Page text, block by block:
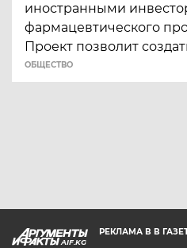
иностранными
фармацевтического
Проект позволит
ОБЩЕСТВО
AIF.KG
РЕКЛАМА В В